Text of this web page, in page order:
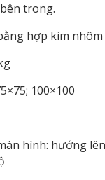
trong.
hợp kim nhôm
100×100
hình: hướng